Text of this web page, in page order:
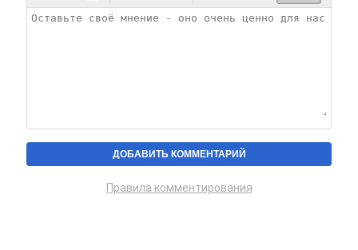
Правила комментирования